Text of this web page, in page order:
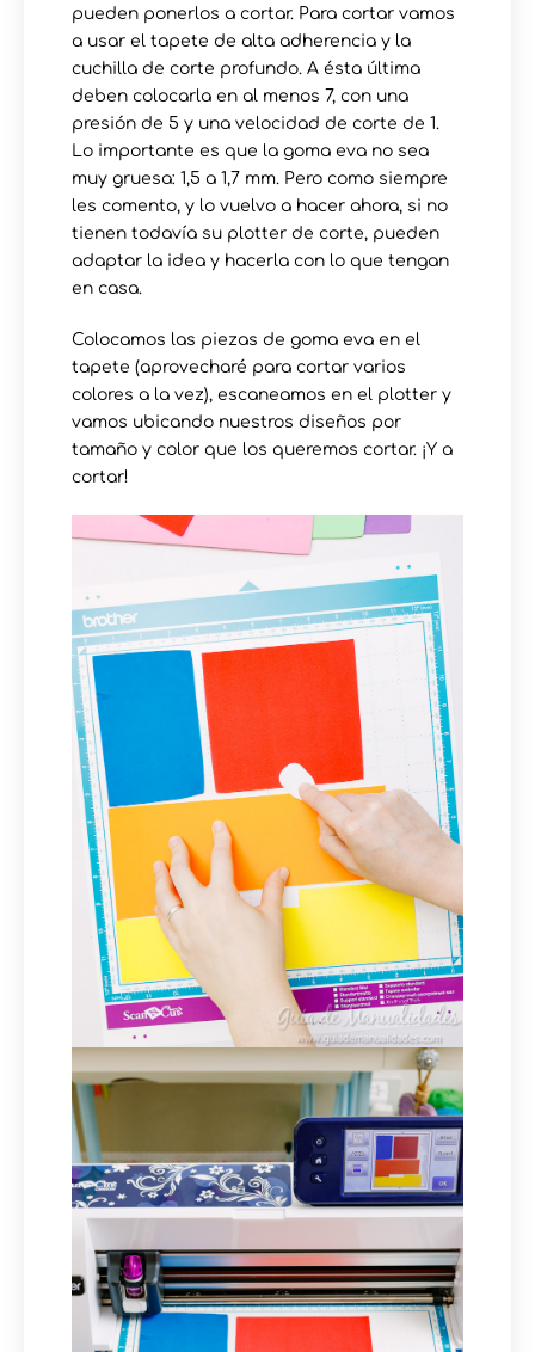
pueden ponerlos a cortar. Para cortar vamos
a usar el tapete de alta adherencia y la
cuchilla de corte profundo. A ésta última
deben colocarla en al menos 7, con una
presión de 5 y una velocidad de corte de 1.
Lo importante es que la goma eva no sea
muy gruesa: 1,5 a 1,7 mm. Pero como siempre
les comento, y lo vuelvo a hacer ahora, si no
tienen todavía su plotter de corte, pueden
adaptar la idea y hacerla con lo que tengan
en casa.
Colocamos las piezas de goma eva en el
tapete (aprovecharé para cortar varios
colores a la vez), escaneamos en el plotter y
vamos ubicando nuestros diseños por
tamaño y color que los queremos cortar. ¡Y a
cortar!